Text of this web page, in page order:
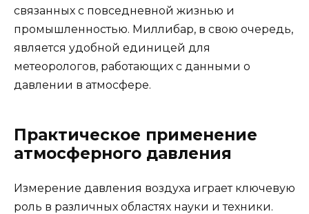
связанных с повседневной жизнью и
промышленностью. Миллибар, в свою очередь,
является удобной единицей для
метеорологов, работающих с данными о
давлении в атмосфере.
Практическое применение
атмосферного давления
Измерение давления воздуха играет ключевую
роль в различных областях науки и техники.